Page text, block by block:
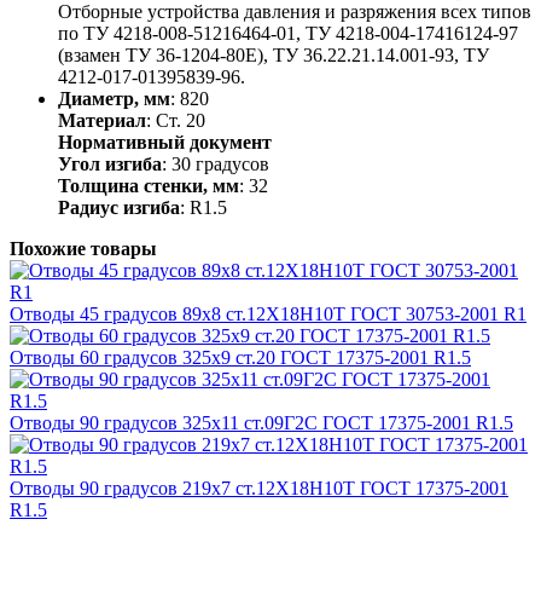
Отборные устройства давления и разряжения всех типов
по ТУ 4218-008-51216464-01, ТУ 4218-004-17416124-97
(взамен ТУ 36-1204-80Е), ТУ 36.22.21.14.001-93, ТУ
4212-017-01395839-96.
Диаметр, мм: 820
Материал: Ст. 20
Нормативный документ
Угол изгиба: 30 градусов
Толщина стенки, мм: 32
Радиус изгиба: R1.5
Похожие товары
Отводы 45 градусов 89х8 ст.12Х18Н10Т ГОСТ 30753-2001 R1
Отводы 60 градусов 325х9 ст.20 ГОСТ 17375-2001 R1.5
Отводы 90 градусов 325х11 ст.09Г2С ГОСТ 17375-2001 R1.5
Отводы 90 градусов 219х7 ст.12Х18Н10Т ГОСТ 17375-2001
R1.5